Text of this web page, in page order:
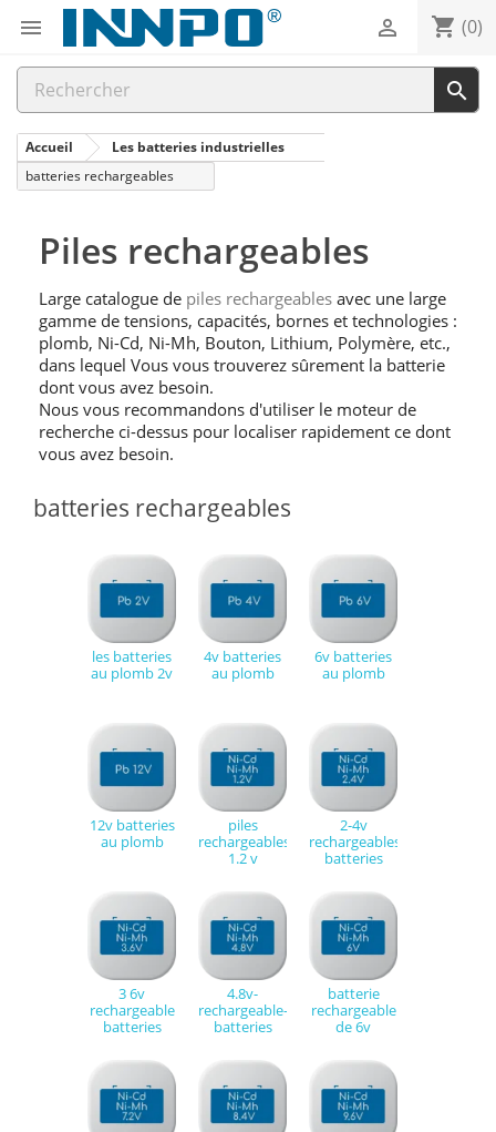
 shopping_cart (0)


Accueil
Les batteries industrielles
batteries rechargeables
Piles rechargeables
Large catalogue de piles rechargeables avec une large
gamme de tensions, capacités, bornes et technologies :
plomb, Ni-Cd, Ni-Mh, Bouton, Lithium, Polymère, etc.,
dans lequel Vous vous trouverez sûrement la batterie
dont vous avez besoin.
Nous vous recommandons d'utiliser le moteur de
recherche ci-dessus pour localiser rapidement ce dont
vous avez besoin.
batteries rechargeables
les batteries
au plomb 2v
4v batteries
au plomb
6v batteries
au plomb
12v batteries
au plomb
piles
rechargeables
1.2 v
2-4v
rechargeables
batteries
3 6v
rechargeable
batteries
4.8v-
rechargeable-
batteries
batterie
rechargeable
de 6v